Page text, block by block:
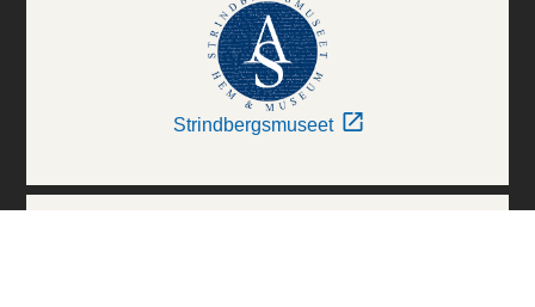
Strindbergsmuseet